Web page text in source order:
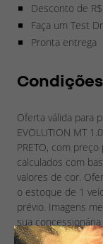
Desconto de
Faça um Test
Pronta entrega
Condições
Oferta válida para
EVOLUTION MT
PRETO, com
calculados com
valores de cor.
o estoque de 1
prévio. Imagens
sua
Ouvidoria Grupo